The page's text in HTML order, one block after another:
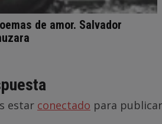
de amor. Salvador
estar conectado para